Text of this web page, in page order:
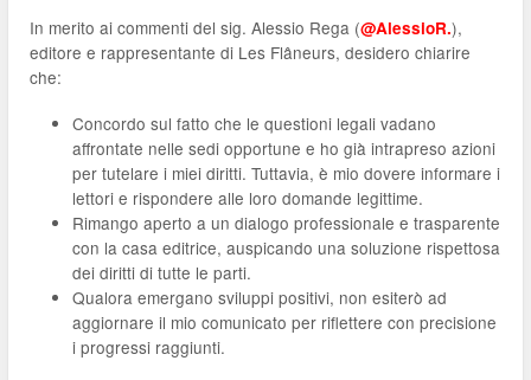
In merito ai commenti del sig. Alessio Rega (@AlessioR.),
editore e rappresentante di Les Flâneurs, desidero chiarire
che:
Concordo sul fatto che le questioni legali vadano
affrontate nelle sedi opportune e ho già intrapreso azioni
per tutelare i miei diritti. Tuttavia, è mio dovere informare i
lettori e rispondere alle loro domande legittime.
Rimango aperto a un dialogo professionale e trasparente
con la casa editrice, auspicando una soluzione rispettosa
dei diritti di tutte le parti.
Qualora emergano sviluppi positivi, non esiterò ad
aggiornare il mio comunicato per riflettere con precisione
i progressi raggiunti.